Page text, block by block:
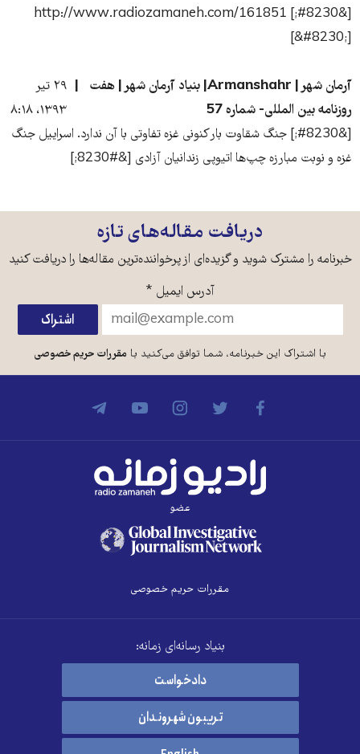
[&#8230;] http://www.radiozamaneh.com/161851
[&#8230;]
آرمان شهر | Armanshahr| بنیاد آرمان شهر | هفت
روزنامه بین المللی- شماره 57
۲۹ تیر
۱۳۹۳، ۸:۱۸
[&#8230;] جنگ شقاوت بار کنونی غزه تفاوتی با آن ندارد. اسراییل جنگ
غزه و نوبت مبارزه چپ‌ها اتیوپی زندانیان آزادی [&#8230;]
دریافت مقاله‌های تازه
خبرنامه را مشترک شوید و گزیده‌ای از پرخواننده‌ترین مقاله‌ها را دریافت کنید
آدرس ایمیل *
با اشتراک این خبرنامه، شما توافق می‌کنید بامقررات حریم خصوصی
عضو
مقررات حریم خصوصی
بنیاد رسانه‌ای زمانه:
دادخواست
تریبون شهروندان